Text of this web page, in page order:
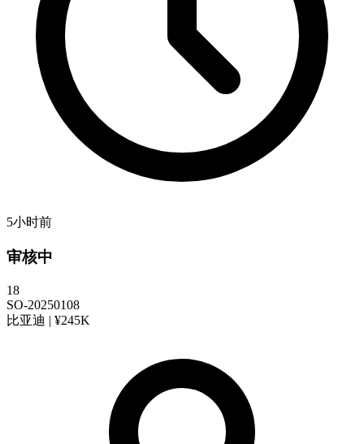
5小时前
审核中
18
SO-20250108
比亚迪 | ¥245K